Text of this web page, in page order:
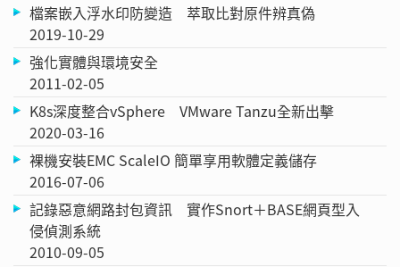
檔案嵌入浮水印防變造 萃取比對原件辨真偽
2019-10-29
強化實體與環境安全
2011-02-05
K8s深度整合vSphere VMware Tanzu全新出擊
2020-03-16
裸機安裝EMC ScaleIO 簡單享用軟體定義儲存
2016-07-06
記錄惡意網路封包資訊 實作Snort＋BASE網頁型入
侵偵測系統
2010-09-05